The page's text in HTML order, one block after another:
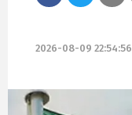
2026-08-09 22:54:56